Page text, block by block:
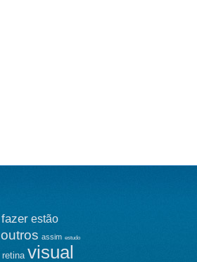
fazer estão
outros assim estudo
retina visual